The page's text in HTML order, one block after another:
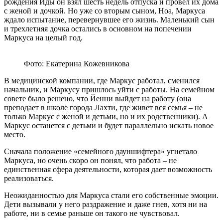
с женой и дочкой. Но уже со вторым сыном, Ноа, Маркуса
ждало испытание, перевернувшее его жизнь. Маленький сын
и трехлетняя дочка остались в основном на попечении
Маркуса на целый год.
Фото: Екатерина Кожевникова
В медицинской компании, где Маркус работал, сменился
начальник, и Маркусу пришлось уйти с работы. На семейном
совете было решено, что Йенни выйдет на работу (она
преподает в школе города Лахти, где живет вся семья – не
только Маркус с женой и детьми, но и их родственники). А
Маркус останется с детьми и будет параллельно искать новое
место.
Сначала положение «семейного дауншифтера» угнетало
Маркуса, но очень скоро он понял, что работа – не
единственная сфера деятельности, которая дает возможность
реализоваться.
Неожиданностью для Маркуса стали его собственные эмоции.
Дети вызывали у него раздражение и даже гнев, хотя ни на
работе, ни в семье раньше он такого не чувствовал.